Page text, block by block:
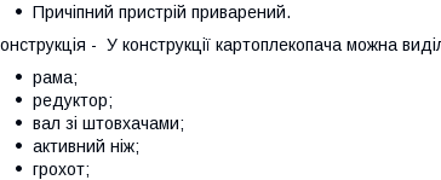
Причіпний пристрій приварений.
- У конструкції картоплекопача можна
рама;
редуктор;
вал зі штовхачами;
активний ніж;
грохот;